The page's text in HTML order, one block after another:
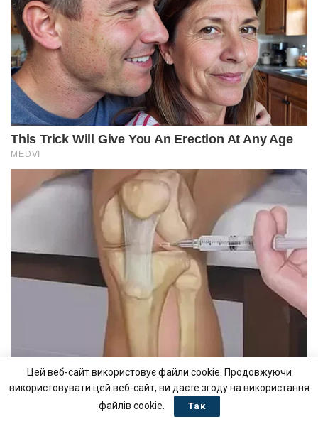
Цей веб-сайт використовує файли cookie. Продовжуючи
використовувати цей веб-сайт, ви даєте згоду на використання
файлів cookie.
Так